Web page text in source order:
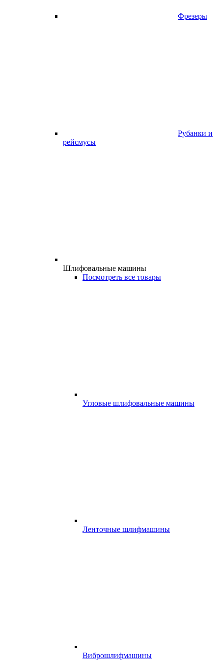
Фрезеры
Рубанки и
рейсмусы
Шлифовальные машины
Посмотреть все товары
Угловые шлифовальные машины
Ленточные шлифмашины
Виброшлифмашины